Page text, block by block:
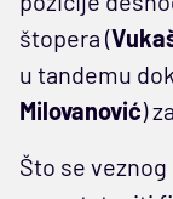
štopera (
u tandemu
Milovanović)
Što se